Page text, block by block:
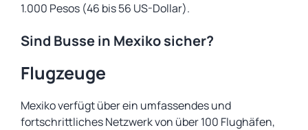
1.000 Pesos (46 bis 56 US-Dollar).
Sind Busse in Mexiko sicher?
Flugzeuge
Mexiko verfügt über ein umfassendes und
fortschrittliches Netzwerk von über 100 Flughäfen,